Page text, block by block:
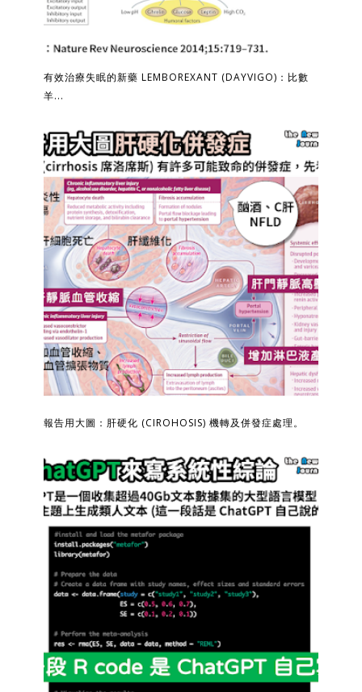
有效治療失眠的新藥 LEMBOREXANT (DAYVIGO)：比數
羊...
報告用大圖：肝硬化 (CIROHOSIS) 機轉及併發症處理。